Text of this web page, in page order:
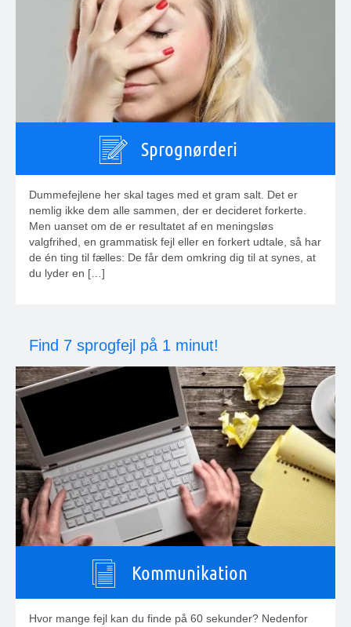
Sprognørderi
Dummefejlene her skal tages med et gram salt. Det er
nemlig ikke dem alle sammen, der er decideret forkerte.
Men uanset om de er resultatet af en meningsløs
valgfrihed, en grammatisk fejl eller en forkert udtale, så har
de én ting til fælles: De får dem omkring dig til at synes, at
du lyder en […]
Find 7 sprogfejl på 1 minut!
Kommunikation
Hvor mange fejl kan du finde på 60 sekunder? Nedenfor